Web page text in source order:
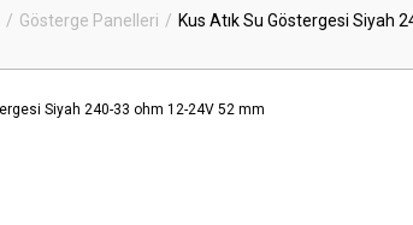
Gösterge Panelleri Kus Atık Su Göstergesi Siyah